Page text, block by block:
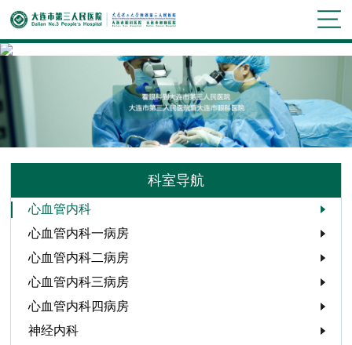
科室导航
心血管内科
心血管内科一病房
心血管内科二病房
心血管内科三病房
心血管内科四病房
神经内科